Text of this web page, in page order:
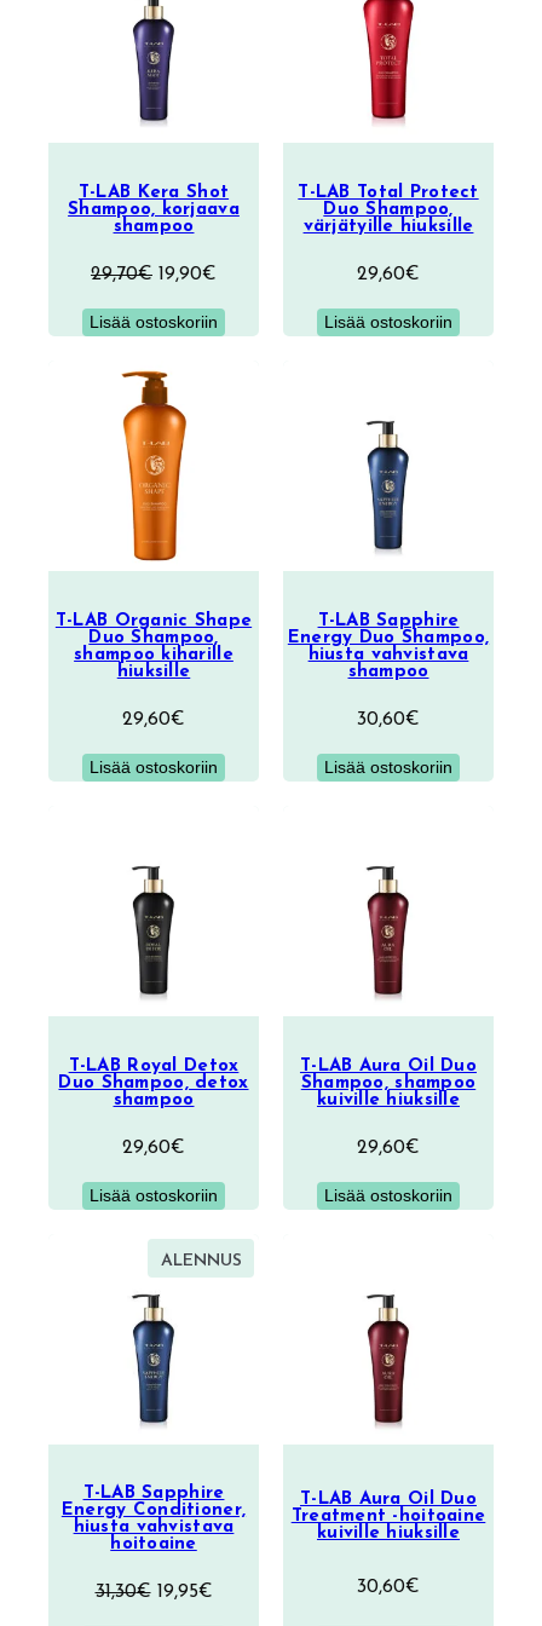
T-LAB Kera Shot
Shampoo, korjaava
shampoo
29,70€ Alkuperäinen
oli:
19,90€
on:
Lisää ostoskoriin
T-LAB Total Protect
Duo Shampoo,
värjätyille hiuksille
29,60€
Lisää ostoskoriin
T-LAB Organic Shape
Duo Shampoo,
shampoo kiharille
hiuksille
29,60€
Lisää ostoskoriin
T-LAB Sapphire
Energy Duo Shampoo,
hiusta vahvistava
shampoo
30,60€
Lisää ostoskoriin
T-LAB Royal Detox
Duo Shampoo, detox
shampoo
29,60€
Lisää ostoskoriin
T-LAB Aura Oil Duo
Shampoo, shampoo
kuiville hiuksille
29,60€
Lisää ostoskoriin
ALENNUSTUOTE
T-LAB Sapphire
Energy Conditioner,
hiusta vahvistava
hoitoaine
31,30€ Alkuperäinen
19,95€Nykyinen
T-LAB Aura Oil Duo
Treatment -hoitoaine
kuiville hiuksille
30,60€